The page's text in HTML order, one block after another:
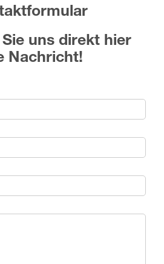
uns direkt hier
Nachricht!